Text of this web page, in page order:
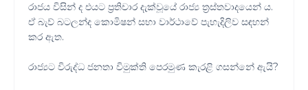
රාජය විසින් ද එයට ප්‍රතිචාර දැක්වූයේ රාජ්‍ය ත්‍රස්තවාදයෙන් ය.
ඒ බැව් බටලන්ද කොමිෂන් සභා වාර්ථාවේ පැහැදිලිව සඳහන්
කර ඇත.
රාජ්‍යට විරුද්ධ ජනතා විමුක්ති පෙරමුණ කැරළි ගසන්නේ ඇයි?